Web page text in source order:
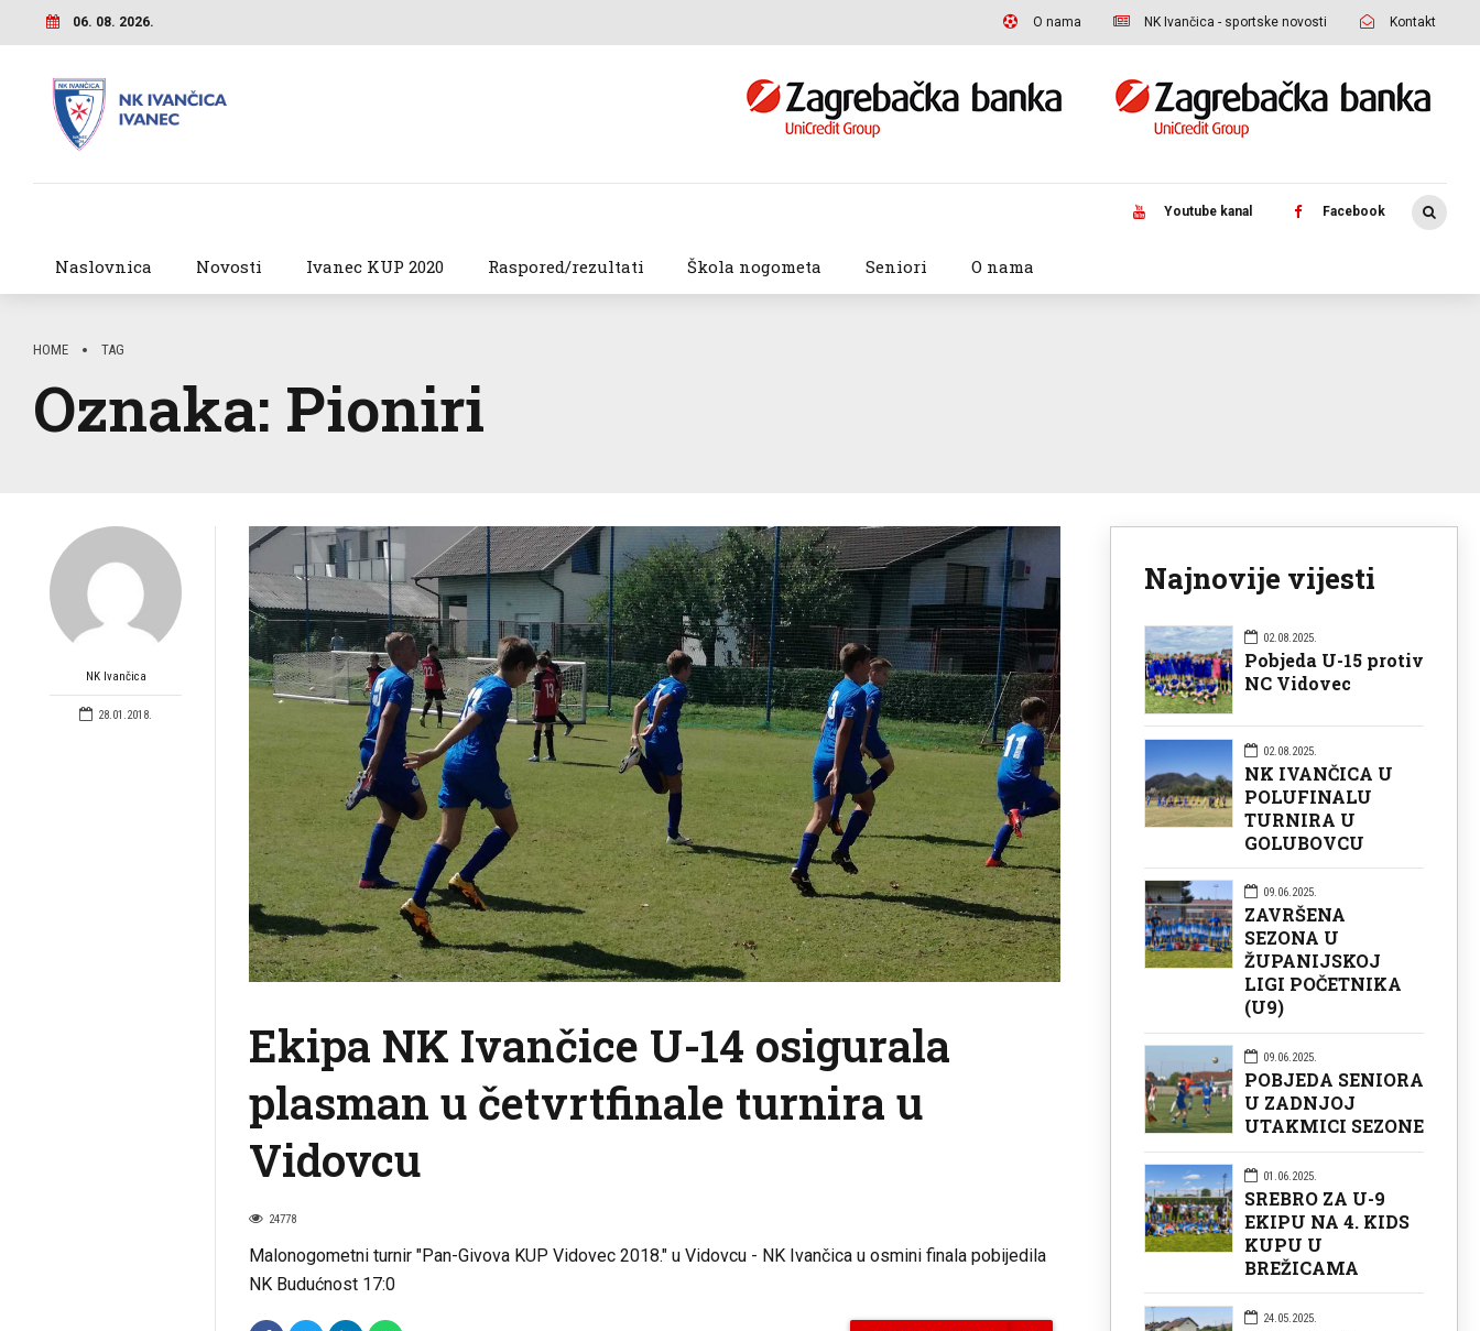
06. 08. 2026. O nama NK Ivančica - sportske novosti Kontakt
Youtube kanal Facebook
Naslovnica Novosti Ivanec KUP 2020 Raspored/rezultati Škola nogometa Seniori O nama
HOME TAG
Oznaka: Pioniri
NK Ivančica
28.01.2018.
Ekipa NK Ivančice U-14 osigurala
plasman u četvrtfinale turnira u
Vidovcu
24778
Malonogometni turnir "Pan-Givova KUP Vidovec 2018." u Vidovcu - NK Ivančica u osmini finala pobijedila
NK Budućnost 17:0
Najnovije vijesti
02.08.2025.
Pobjeda U-15 protiv
NC Vidovec
02.08.2025.
NK IVANČICA U
POLUFINALU
TURNIRA U
GOLUBOVCU
09.06.2025.
ZAVRŠENA
SEZONA U
ŽUPANIJSKOJ
LIGI POČETNIKA
(U9)
09.06.2025.
POBJEDA SENIORA
U ZADNJOJ
UTAKMICI SEZONE
01.06.2025.
SREBRO ZA U-9
EKIPU NA 4. KIDS
KUPU U
BREŽICAMA
24.05.2025.